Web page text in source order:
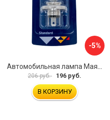
-5%
Автомобильная лампа Маяк 54430/BL
206 руб. 196 руб.
В КОРЗИНУ